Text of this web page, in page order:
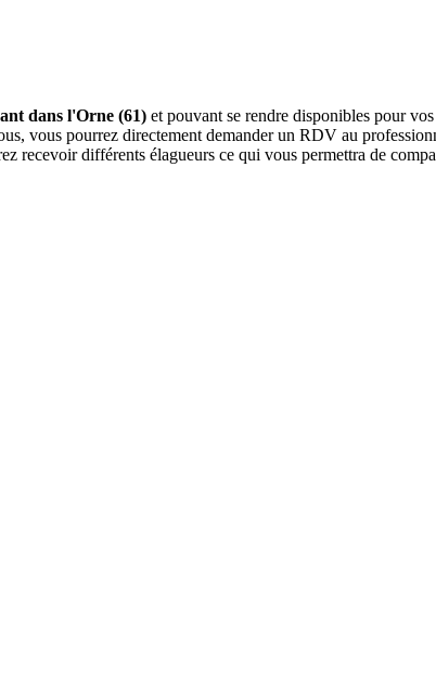
dans l'Orne (61) et pouvant se rendre disponibles pour
vous pourrez directement demander un RDV au
différents élagueurs ce qui vous permettra de